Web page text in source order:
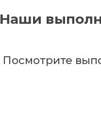
Наши
Посмотрите